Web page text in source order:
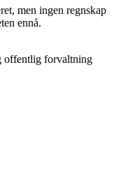
men ingen regnskap
ennå.
offentlig forvaltning